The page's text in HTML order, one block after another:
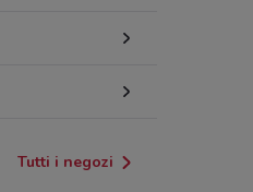
Tutti i negozi